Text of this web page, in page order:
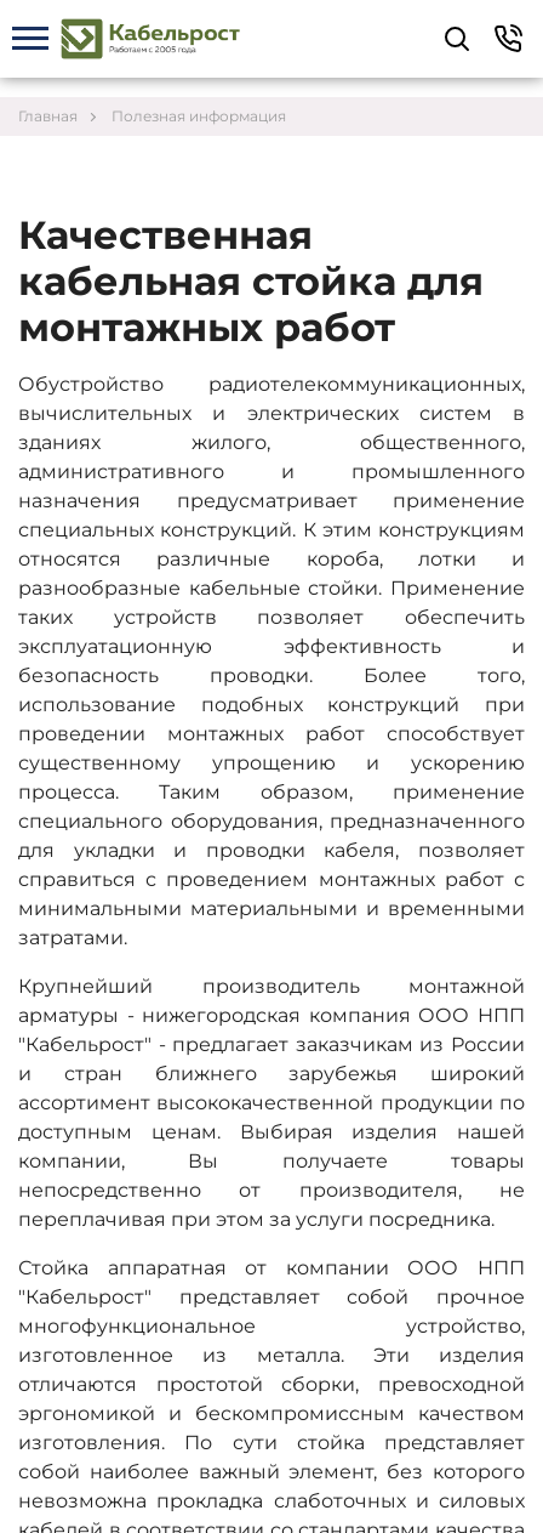
Главная Полезная информация
Качественная
кабельная стойка для
монтажных работ
Обустройство радиотелекоммуникационных,
вычислительных и электрических систем в
зданиях жилого, общественного,
административного и промышленного
назначения предусматривает применение
специальных конструкций. К этим конструкциям
относятся различные короба, лотки и
разнообразные кабельные стойки. Применение
таких устройств позволяет обеспечить
эксплуатационную эффективность и
безопасность проводки. Более того,
использование подобных конструкций при
проведении монтажных работ способствует
существенному упрощению и ускорению
процесса. Таким образом, применение
специального оборудования, предназначенного
для укладки и проводки кабеля, позволяет
справиться с проведением монтажных работ с
минимальными материальными и временными
затратами.
Крупнейший производитель монтажной
арматуры - нижегородская компания ООО НПП
"Кабельрост" - предлагает заказчикам из России
и стран ближнего зарубежья широкий
ассортимент высококачественной продукции по
доступным ценам. Выбирая изделия нашей
компании, Вы получаете товары
непосредственно от производителя, не
переплачивая при этом за услуги посредника.
Стойка аппаратная от компании ООО НПП
"Кабельрост" представляет собой прочное
многофункциональное устройство,
изготовленное из металла. Эти изделия
отличаются простотой сборки, превосходной
эргономикой и бескомпромиссным качеством
изготовления. По сути стойка представляет
собой наиболее важный элемент, без которого
невозможна прокладка слаботочных и силовых
Укажите контакты для связи и требования к
заказу – предложим лучшие варианты по цене,
согласуем сроки и подберём доставку.
Соглашаюсь на обработку персональных данных
Запросить цены